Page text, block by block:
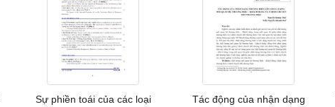
Sự phiền toái của các loại
Tác động của nhận dạng